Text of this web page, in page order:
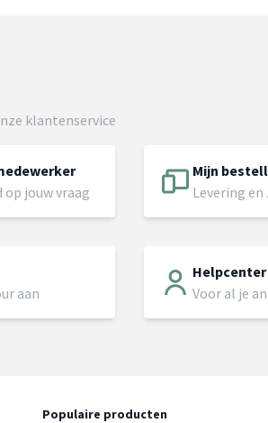
klantenservice
jouw vraag
Mijn
Levering en
aan
Helpcenter
Voor al je
Populaire producten